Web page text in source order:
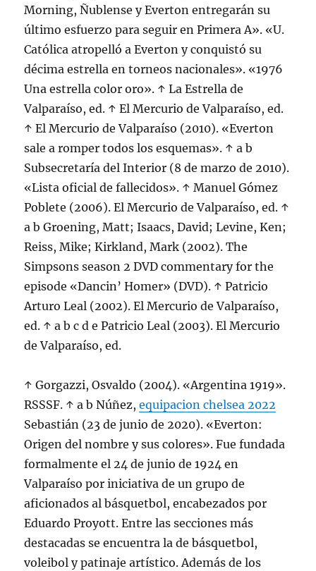
Morning, Ñublense y Everton entregarán su
último esfuerzo para seguir en Primera A». «U.
Católica atropelló a Everton y conquistó su
décima estrella en torneos nacionales». «1976
Una estrella color oro». ↑ La Estrella de
Valparaíso, ed. ↑ El Mercurio de Valparaíso, ed.
↑ El Mercurio de Valparaíso (2010). «Everton
sale a romper todos los esquemas». ↑ a b
Subsecretaría del Interior (8 de marzo de 2010).
«Lista oficial de fallecidos». ↑ Manuel Gómez
Poblete (2006). El Mercurio de Valparaíso, ed. ↑
a b Groening, Matt; Isaacs, David; Levine, Ken;
Reiss, Mike; Kirkland, Mark (2002). The
Simpsons season 2 DVD commentary for the
episode «Dancin’ Homer» (DVD). ↑ Patricio
Arturo Leal (2002). El Mercurio de Valparaíso,
ed. ↑ a b c d e Patricio Leal (2003). El Mercurio
de Valparaíso, ed.
↑ Gorgazzi, Osvaldo (2004). «Argentina 1919».
RSSSF. ↑ a b Núñez,equipacion chelsea 2022
Sebastián (23 de junio de 2020). «Everton:
Origen del nombre y sus colores». Fue fundada
formalmente el 24 de junio de 1924 en
Valparaíso por iniciativa de un grupo de
aficionados al básquetbol, encabezados por
Eduardo Proyott. Entre las secciones más
destacadas se encuentra la de básquetbol,
voleibol y patinaje artístico. Además de los